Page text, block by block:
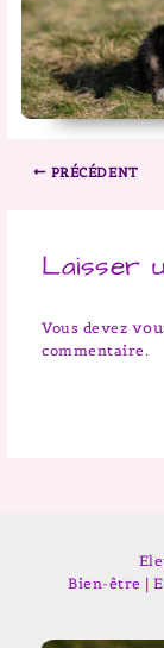
PRÉCÉDENT
Laisser
Vous devez
commentaire.
Bien-être |